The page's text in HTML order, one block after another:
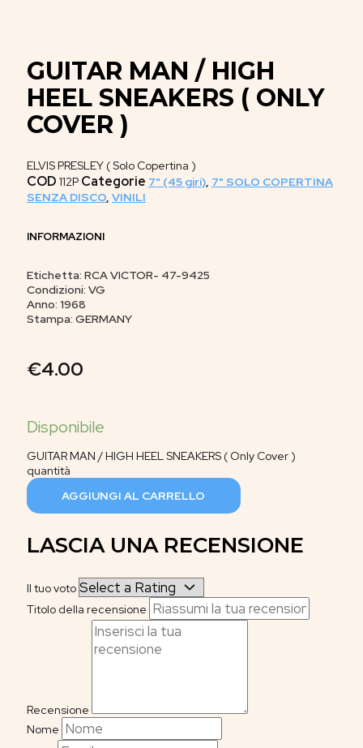
GUITAR MAN / HIGH
HEEL SNEAKERS ( ONLY
COVER )
ELVIS PRESLEY ( Solo Copertina )
COD 112P Categorie 7" (45 giri), 7" SOLO COPERTINA
SENZA DISCO, VINILI
INFORMAZIONI
Etichetta: RCA VICTOR- 47-9425
Condizioni: VG
Anno: 1968
Stampa: GERMANY
€4.00
GUITAR MAN / HIGH HEEL SNEAKERS ( Only Cover )
quantità
AGGIUNGI AL CARRELLO
LASCIA UNA RECENSIONE
Il tuo voto
Titolo della recensione
Recensione
Nome